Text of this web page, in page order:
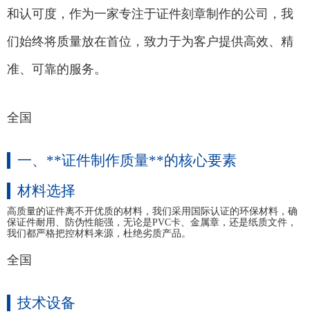
和认可度，作为一家专注于证件刻章制作的公司，我
们始终将质量放在首位，致力于为客户提供高效、精
准、可靠的服务。
全国
一、**证件制作质量**的核心要素
材料选择
高质量的证件离不开优质的材料，我们采用国际认证的环保材料，确
保证件耐用、防伪性能强，无论是PVC卡、金属章，还是纸质文件，
我们都严格把控材料来源，杜绝劣质产品。
全国
技术设备